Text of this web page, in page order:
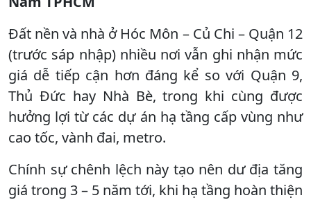
Đất nền và nhà ở Hóc Môn – Củ Chi – Quận 12
(trước sáp nhập) nhiều nơi vẫn ghi nhận mức
giá dễ tiếp cận hơn đáng kể so với Quận 9,
Thủ Đức hay Nhà Bè, trong khi cùng được
hưởng lợi từ các dự án hạ tầng cấp vùng như
cao tốc, vành đai, metro.
Chính sự chênh lệch này tạo nên dư địa tăng
giá trong 3 – 5 năm tới, khi hạ tầng hoàn thiện